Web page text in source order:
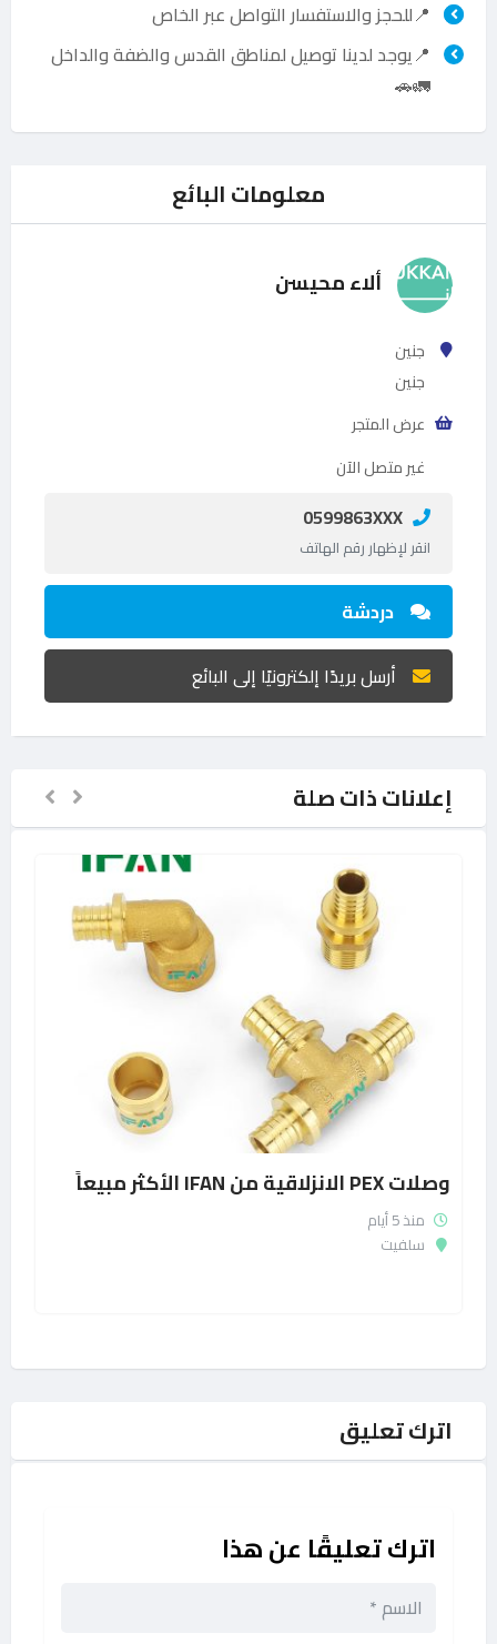
📍للحجز والاستفسار التواصل عبر الخاص
📍يوجد لدينا توصيل لمناطق القدس والضفة والداخل
🚛🚗
معلومات البائع
ألاء محيسن
جنين
جنين
عرض المتجر
غير متصل الآن
0599863XXX
انقر لإظهار رقم الهاتف
دردشة
أرسل بريدًا إلكترونيًا إلى البائع
إعلانات ذات صلة
وصلات PEX الانزلاقية من IFAN الأكثر مبيعاً
منذ 5 أيام
سلفيت
اترك تعليق
اترك تعليقًا عن هذا